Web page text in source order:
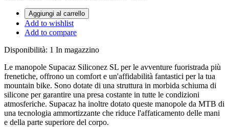
Aggiungi al carrello
Add to wishlist
Add to compare
Disponibilità: 1 In magazzino
Le manopole Supacaz Siliconez SL per le avventure fuoristrada più
frenetiche, offrono un comfort e un'affidabilità fantastici per la tua
mountain bike. Sono dotate di una struttura in morbida schiuma di
silicone per garantire una presa costante in tutte le condizioni
atmosferiche. Supacaz ha inoltre dotato queste manopole da MTB di
una tecnologia ammortizzante che riduce l'affaticamento delle mani
e della parte superiore del corpo.